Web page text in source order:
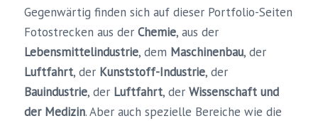
Gegenwärtig finden sich auf dieser Portfolio-Seiten
Fotostrecken aus der Chemie, aus der
Lebensmittelindustrie, dem Maschinenbau, der
Luftfahrt, der Kunststoff-Industrie, der
Bauindustrie, der Luftfahrt, der Wissenschaft und
der Medizin. Aber auch spezielle Bereiche wie die